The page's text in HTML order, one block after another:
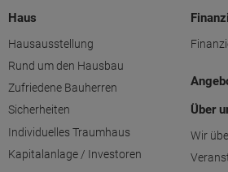
Haus
Hausausstellung
Rund um den Hausbau
Zufriedene Bauherren
Sicherheiten
Individuelles Traumhaus
Kapitalanlage / Investoren
Über
Wir